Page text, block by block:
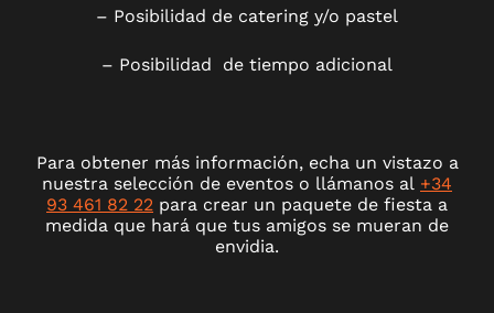
– Posibilidad de catering y/o pastel
– Posibilidad de tiempo adicional
Para obtener más información, echa un vistazo a
nuestra selección de eventos o llámanos al +34
93 461 82 22 para crear un paquete de fiesta a
medida que hará que tus amigos se mueran de
envidia.